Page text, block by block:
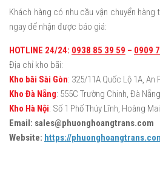
Khách hàng có nhu cầu vận chuyển hàng
ngay để nhận được báo giá:
HOTLINE 24/24: 0938 85 39 59 – 0909
Địa chỉ kho bãi:
Kho bãi Sài Gòn: 325/11A Quốc Lộ 1A, An
Kho Đà Nẵng: 555C Trường Chinh, Đà Nẵng
Kho Hà Nội: Số 1 Phố Thúy Lĩnh, Hoàng
Email: sales@phuonghoangtrans.com
Website: https://